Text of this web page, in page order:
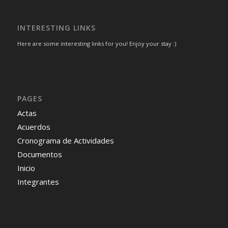
INTERESTING LINKS
Here are some interesting links for you! Enjoy your stay :)
PAGES
Actas
Acuerdos
Cronograma de Actividades
Documentos
Inicio
Integrantes